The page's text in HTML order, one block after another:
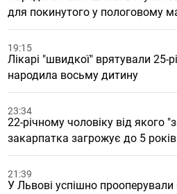
для покинутого у пологовому
19:15
Лікарі "швидкої" врятували 25-
народила восьму дитину
23:34
22-річному чоловіку від якого
закарпатка загрожує до 5
21:39
У Львові успішно